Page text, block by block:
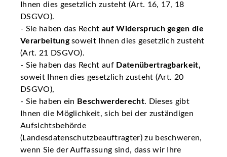
Ihnen dies gesetzlich zusteht (Art. 16, 17, 18
DSGVO).
- Sie haben das Rechtauf Widerspruch gegen die
Verarbeitungsoweit Ihnen dies gesetzlich zusteht
(Art. 21 DSGVO).
- Sie haben das Recht auf Datenübertragbarkeit,
soweit Ihnen dies gesetzlich zusteht (Art. 20
DSGVO),
- Sie haben ein Beschwerderecht. Dieses gibt
Ihnen die Möglichkeit, sich bei der zuständigen
Aufsichtsbehörde
(Landesdatenschutzbeauftragter) zu beschweren,
wenn Sie der Auffassung sind, dass wir Ihre